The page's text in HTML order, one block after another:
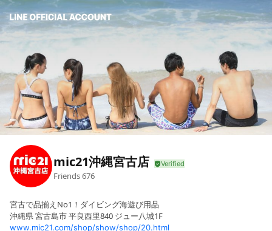
mic21沖縄宮古店
Friends676
宮古で品揃えNo1！ダイビング海遊び用品
沖縄県 宮古島市 平良西里840 ジュー八城1F
www.mic21.com/shop/show/shop/20.html